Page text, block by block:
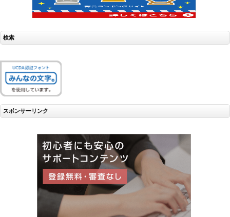
検索
スポンサーリンク